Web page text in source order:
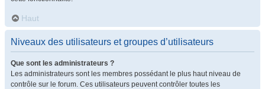
Haut
Niveaux des utilisateurs et groupes d’utilisateurs
Que sont les administrateurs ?
Les administrateurs sont les membres possédant le plus haut niveau de
contrôle sur le forum. Ces utilisateurs peuvent contrôler toutes les